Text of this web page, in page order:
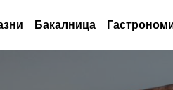
Бакалница